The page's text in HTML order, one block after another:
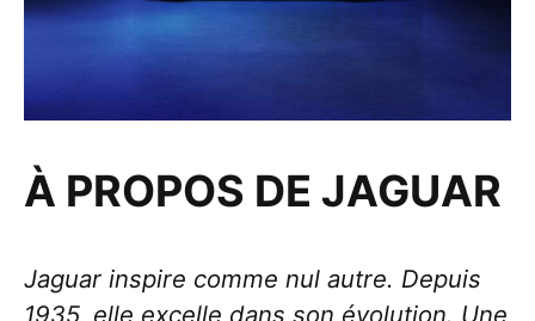
À PROPOS DE JAGUAR
Jaguar inspire comme nul autre. Depuis
1935, elle excelle dans son évolution. Une